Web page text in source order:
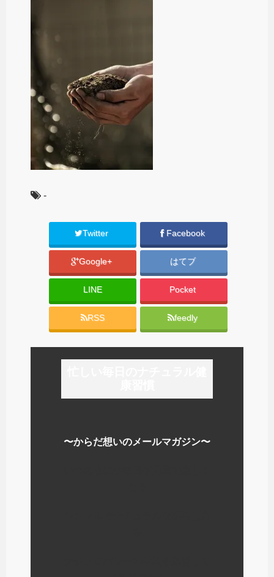
-
Twitter Facebook
Google+ はてブ
LINE Pocket
RSS feedly
〜からだ想いのメールマガジン〜